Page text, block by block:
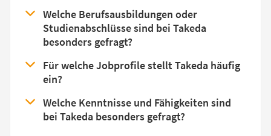
Welche Berufsausbildungen oder
Studienabschlüsse sind bei Takeda
besonders gefragt?
Für welche Jobprofile stellt Takeda häufig
ein?
Welche Kenntnisse und Fähigkeiten sind
bei Takeda besonders gefragt?